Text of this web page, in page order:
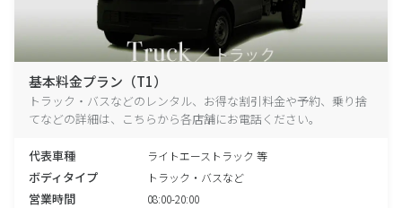
基本料金プラン（T1）
トラック・バスなどのレンタル、お得な割引料金や予約、乗り捨
てなどの詳細は、こちらから各店舗にお電話ください。
代表車種 ライトエーストラック 等
ボディタイプ トラック・バスなど
営業時間 08:00-20:00